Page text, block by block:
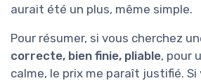
aurait été un plus, même simple.
Pour résumer, si vous cherchez
correcte, bien finie, pliable, pour
calme, le prix me paraît justifié.